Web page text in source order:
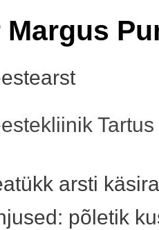
Margus
arsti
põletik